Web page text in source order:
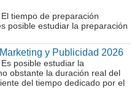
tiempo de preparación
posible estudiar la preparación
y Publicidad 2026
posible estudiar la
obstante la duración real del
del tiempo dedicado por el